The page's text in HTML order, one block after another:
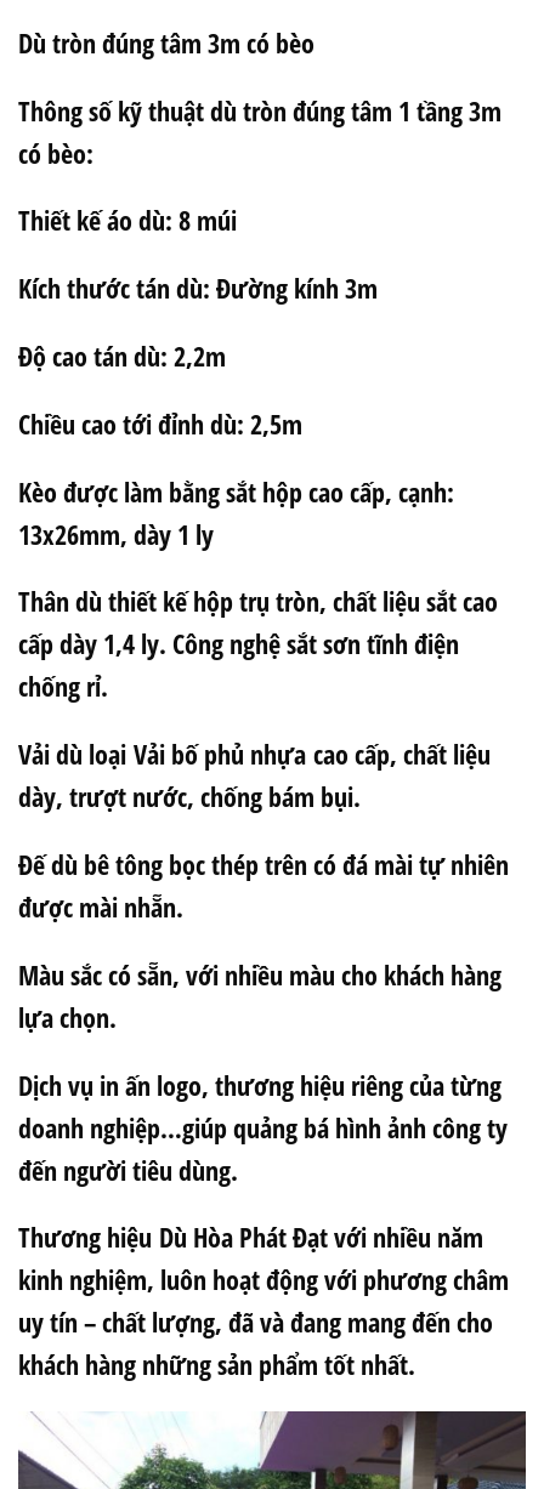
Dù tròn đúng tâm 3m có bèo
Thông số kỹ thuật dù tròn đúng tâm 1 tầng 3m
có bèo:
Thiết kế áo dù: 8 múi
Kích thước tán dù: Đường kính 3m
Độ cao tán dù: 2,2m
Chiều cao tới đỉnh dù: 2,5m
Kèo được làm bằng sắt hộp cao cấp, cạnh:
13x26mm, dày 1 ly
Thân dù thiết kế hộp trụ tròn, chất liệu sắt cao
cấp dày 1,4 ly. Công nghệ sắt sơn tĩnh điện
chống rỉ.
Vải dù loại Vải bố phủ nhựa cao cấp, chất liệu
dày, trượt nước, chống bám bụi.
Đế dù bê tông bọc thép trên có đá mài tự nhiên
được mài nhẵn.
Màu sắc có sẵn, với nhiều màu cho khách hàng
lựa chọn.
Dịch vụ in ấn logo, thương hiệu riêng của từng
doanh nghiệp…giúp quảng bá hình ảnh công ty
đến người tiêu dùng.
Thương hiệu Dù Hòa Phát Đạt với nhiều năm
kinh nghiệm, luôn hoạt động với phương châm
uy tín – chất lượng, đã và đang mang đến cho
khách hàng những sản phẩm tốt nhất.